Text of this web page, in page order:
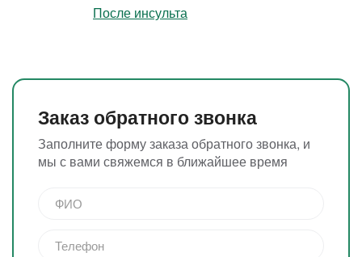
нарушения мозгового кровообращения
(инсульта) Слуховые тренировки по
(моторная, сенсорная, смешанная
афазия), с нарушениями чтения, письма, с
нарушением координации и
головокружением, произошедшими
вследствие инсульта или ...
После инсульта
Заказ обратного звонка
Заполните форму заказа обратного звонка, и
мы с вами свяжемся в ближайшее время